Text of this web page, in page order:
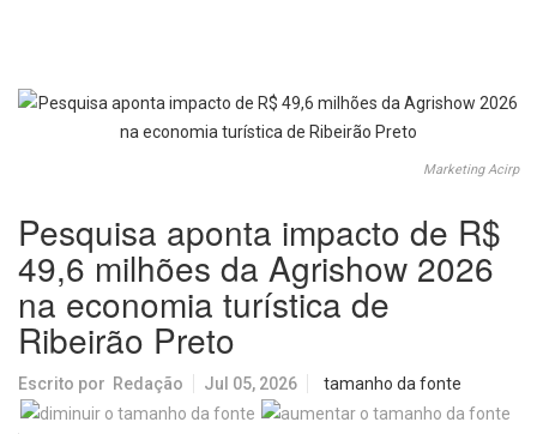
Marketing Acirp
Pesquisa aponta impacto de R$
49,6 milhões da Agrishow 2026
na economia turística de
Ribeirão Preto
Escrito por Redação Jul 05, 2026 tamanho da fonte